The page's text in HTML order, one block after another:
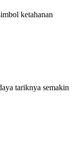
ketahanan
tariknya semakin